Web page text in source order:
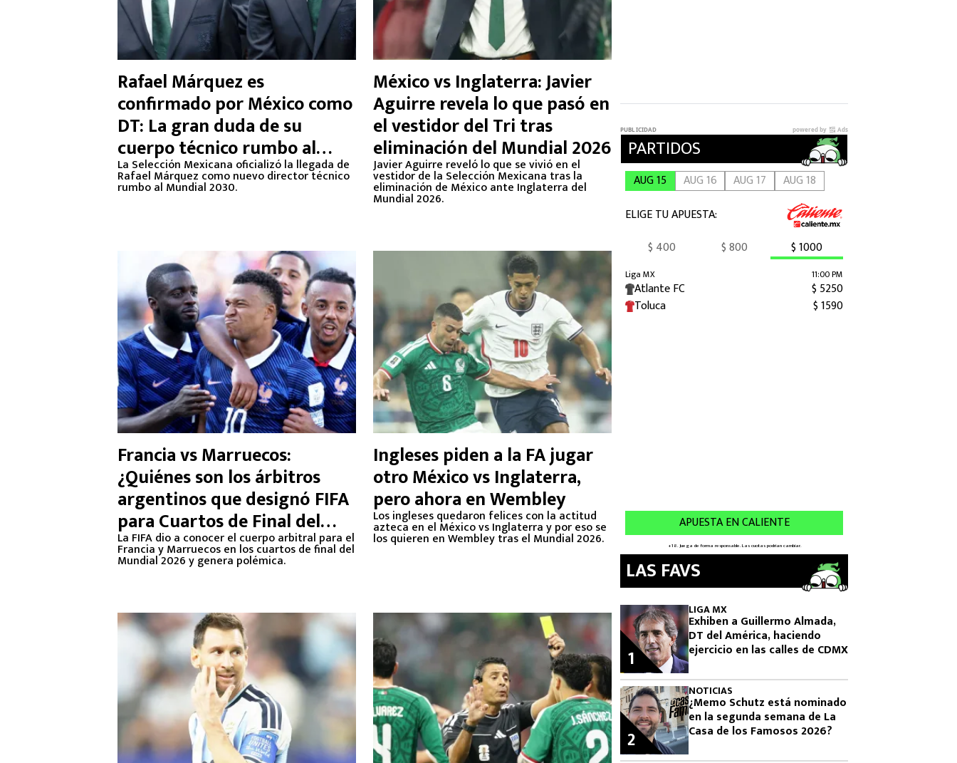
Rafael Márquez es
confirmado por México como
DT: La gran duda de su
cuerpo técnico rumbo al
Mundial 2030
La Selección Mexicana oficializó la llegada de
Rafael Márquez como nuevo director técnico
rumbo al Mundial 2030.
México vs Inglaterra: Javier
Aguirre revela lo que pasó en
el vestidor del Tri tras
eliminación del Mundial 2026
Javier Aguirre reveló lo que se vivió en el
vestidor de la Selección Mexicana tras la
eliminación de México ante Inglaterra del
Mundial 2026.
Francia vs Marruecos:
¿Quiénes son los árbitros
argentinos que designó FIFA
para Cuartos de Final del
Mundial 2026?
La FIFA dio a conocer el cuerpo arbitral para el
Francia y Marruecos en los cuartos de final del
Mundial 2026 y genera polémica.
Ingleses piden a la FA jugar
otro México vs Inglaterra,
pero ahora en Wembley
Los ingleses quedaron felices con la actitud
azteca en el México vs Inglaterra y por eso se
los quieren en Wembley tras el Mundial 2026.
LAS FAVS
LIGA MX
Exhiben a Guillermo Almada,
DT del América, haciendo
ejercicio en las calles de CDMX
1
NOTICIAS
¿Memo Schutz está nominado
en la segunda semana de La
Casa de los Famosos 2026?
2